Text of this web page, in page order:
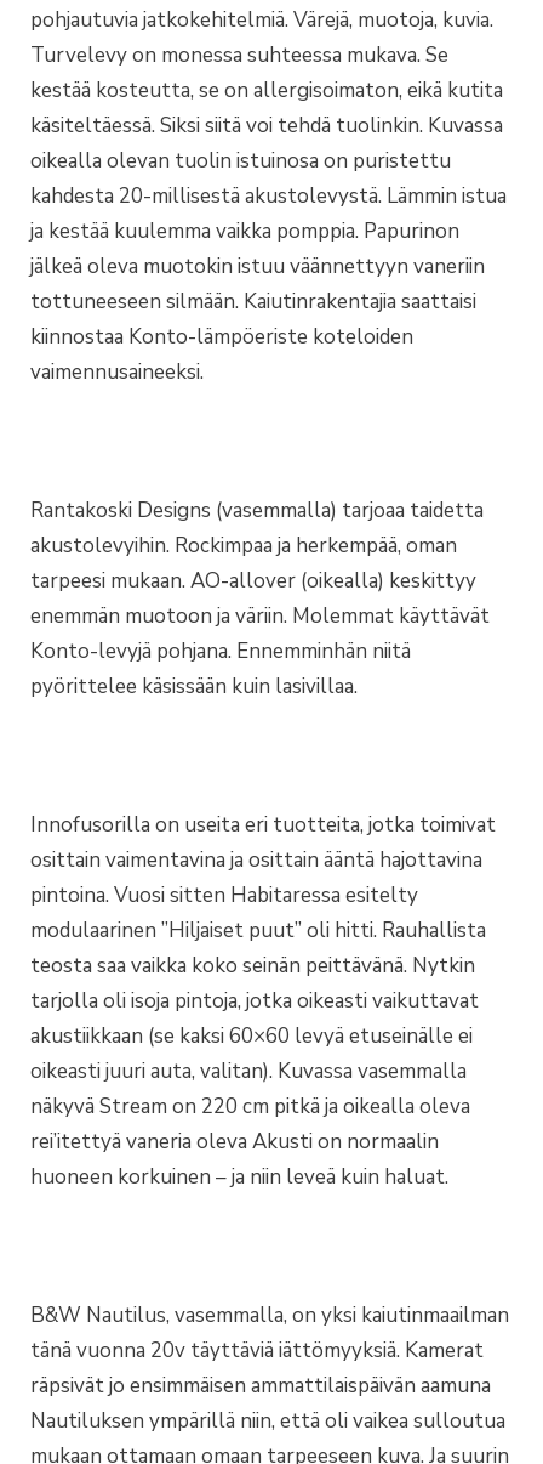
pohjautuvia jatkokehitelmiä. Värejä, muotoja, kuvia.
Turvelevy on monessa suhteessa mukava. Se
kestää kosteutta, se on allergisoimaton, eikä kutita
käsiteltäessä. Siksi siitä voi tehdä tuolinkin. Kuvassa
oikealla olevan tuolin istuinosa on puristettu
kahdesta 20-millisestä akustolevystä. Lämmin istua
ja kestää kuulemma vaikka pomppia. Papurinon
jälkeä oleva muotokin istuu väännettyyn vaneriin
tottuneeseen silmään. Kaiutinrakentajia saattaisi
kiinnostaa Konto-lämpöeriste koteloiden
vaimennusaineeksi.
Rantakoski Designs (vasemmalla) tarjoaa taidetta
akustolevyihin. Rockimpaa ja herkempää, oman
tarpeesi mukaan. AO-allover (oikealla) keskittyy
enemmän muotoon ja väriin. Molemmat käyttävät
Konto-levyjä pohjana. Ennemminhän niitä
pyörittelee käsissään kuin lasivillaa.
Innofusorilla on useita eri tuotteita, jotka toimivat
osittain vaimentavina ja osittain ääntä hajottavina
pintoina. Vuosi sitten Habitaressa esitelty
modulaarinen ”Hiljaiset puut” oli hitti. Rauhallista
teosta saa vaikka koko seinän peittävänä. Nytkin
tarjolla oli isoja pintoja, jotka oikeasti vaikuttavat
akustiikkaan (se kaksi 60×60 levyä etuseinälle ei
oikeasti juuri auta, valitan). Kuvassa vasemmalla
näkyvä Stream on 220 cm pitkä ja oikealla oleva
rei’itettyä vaneria oleva Akusti on normaalin
huoneen korkuinen – ja niin leveä kuin haluat.
B&W Nautilus, vasemmalla, on yksi kaiutinmaailman
tänä vuonna 20v täyttäviä iättömyyksiä. Kamerat
räpsivät jo ensimmäisen ammattilaispäivän aamuna
Nautiluksen ympärillä niin, että oli vaikea sulloutua
mukaan ottamaan omaan tarpeeseen kuva. Ja suurin